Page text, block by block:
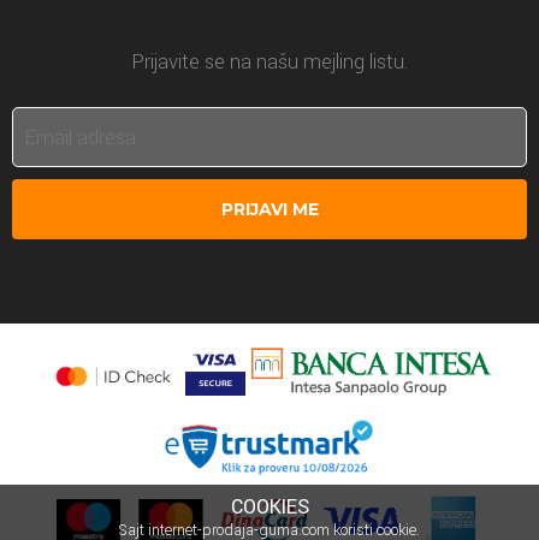
Prijavite se na našu mejling listu.
PRIJAVI ME
COOKIES
Sajt internet-prodaja-guma.com koristi cookie.